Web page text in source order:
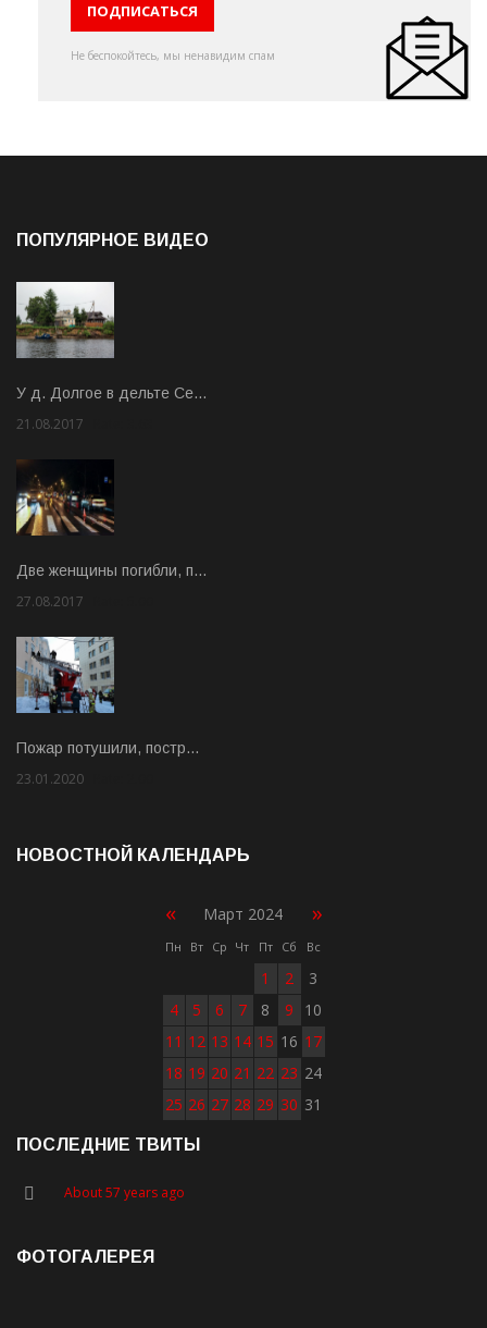
Не беспокойтесь, мы ненавидим спам
ПОПУЛЯРНОЕ ВИДЕО
У д. Долгое в дельте Се…
21.08.2017
Две женщины погибли, п…
27.08.2017
Пожар потушили, постр…
23.01.2020
НОВОСТНОЙ КАЛЕНДАРЬ
« Март 2024 »
Пн Вт Ср Чт Пт Сб Вс
1 2
3
4
5 6 7 8 9
10
11 12 13 14 15 16 17
18 19 20 21 22 23 24
25 26 27 28 29 30 31
ПОСЛЕДНИЕ ТВИТЫ
About 57 years ago
ФОТОГАЛЕРЕЯ